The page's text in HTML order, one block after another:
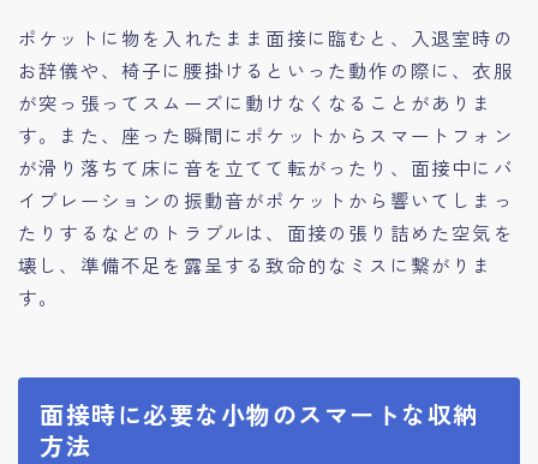
ポケットに物を入れたまま面接に臨むと、入退室時の
お辞儀や、椅子に腰掛けるといった動作の際に、衣服
が突っ張ってスムーズに動けなくなることがありま
す。また、座った瞬間にポケットからスマートフォン
が滑り落ちて床に音を立てて転がったり、面接中にバ
イブレーションの振動音がポケットから響いてしまっ
たりするなどのトラブルは、面接の張り詰めた空気を
壊し、準備不足を露呈する致命的なミスに繋がりま
す。
面接時に必要な小物のスマートな収納
方法